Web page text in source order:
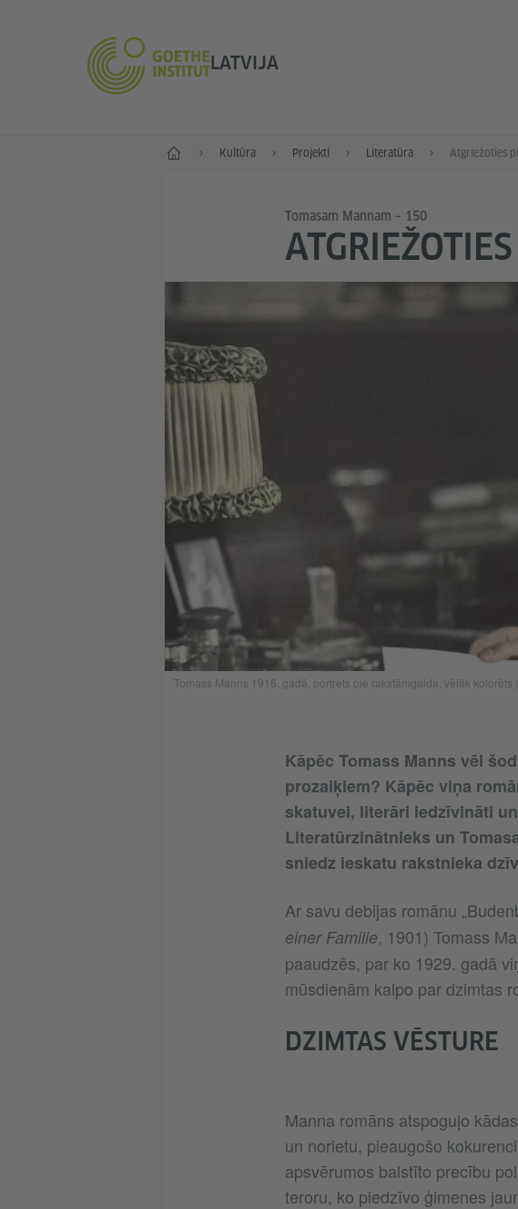
LATVIJA
Sākums Kultūra Projekti Literatūra Atgriežoties
Tomasam Mannam – 150
Tomass Manns 1916. gadā, portrets pie rakstāmgalda, vēlāk
Kāpēc Tomass Manns vēl
prozaiķiem? Kāpēc viņa
skatuvei, literāri iedzīvināti
Literatūrzinātnieks un
sniedz ieskatu rakstnieka
Ar savu debijas romānu
einer Familie, 1901) Tomass
paaudzēs, par ko 1929. gadā
mūsdienām kalpo par dzimtas
DZIMTAS VĒSTURE
Manna romāns atspoguļo
un norietu, pieaugošo
apsvērumos balstīto precību
teroru, ko piedzīvo ģimenes